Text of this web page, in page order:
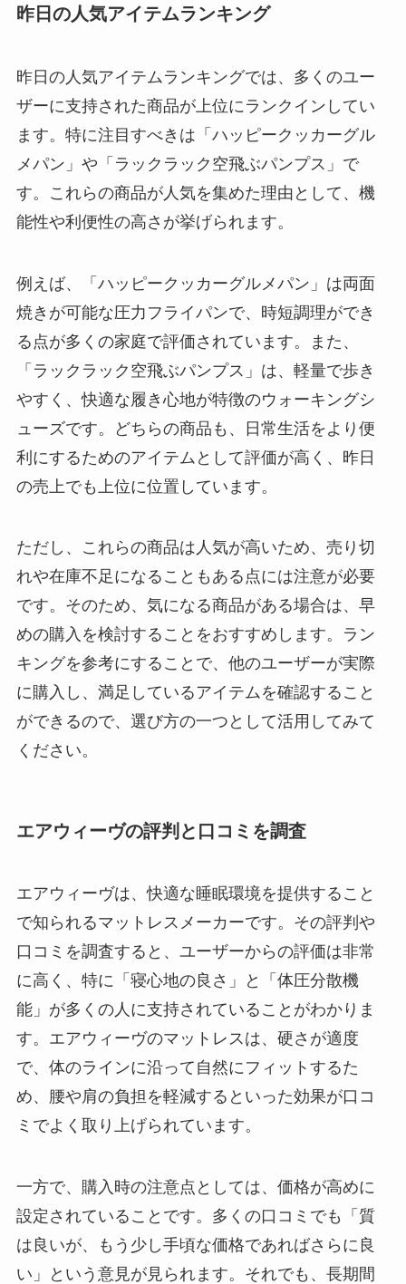
昨日の人気アイテムランキング
昨日の人気アイテムランキングでは、多くのユー
ザーに支持された商品が上位にランクインしてい
ます。特に注目すべきは「ハッピークッカーグル
メパン」や「ラックラック空飛ぶパンプス」で
す。これらの商品が人気を集めた理由として、機
能性や利便性の高さが挙げられます。
例えば、「ハッピークッカーグルメパン」は両面
焼きが可能な圧力フライパンで、時短調理ができ
る点が多くの家庭で評価されています。また、
「ラックラック空飛ぶパンプス」は、軽量で歩き
やすく、快適な履き心地が特徴のウォーキングシ
ューズです。どちらの商品も、日常生活をより便
利にするためのアイテムとして評価が高く、昨日
の売上でも上位に位置しています。
ただし、これらの商品は人気が高いため、売り切
れや在庫不足になることもある点には注意が必要
です。そのため、気になる商品がある場合は、早
めの購入を検討することをおすすめします。ラン
キングを参考にすることで、他のユーザーが実際
に購入し、満足しているアイテムを確認すること
ができるので、選び方の一つとして活用してみて
ください。
エアウィーヴの評判と口コミを調査
エアウィーヴは、快適な睡眠環境を提供すること
で知られるマットレスメーカーです。その評判や
口コミを調査すると、ユーザーからの評価は非常
に高く、特に「寝心地の良さ」と「体圧分散機
能」が多くの人に支持されていることがわかりま
す。エアウィーヴのマットレスは、硬さが適度
で、体のラインに沿って自然にフィットするた
め、腰や肩の負担を軽減するといった効果が口コ
ミでよく取り上げられています。
一方で、購入時の注意点としては、価格が高めに
設定されていることです。多くの口コミでも「質
は良いが、もう少し手頃な価格であればさらに良
い」という意見が見られます。それでも、長期間